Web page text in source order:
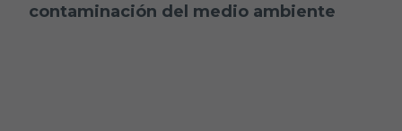
contaminación del medio ambiente